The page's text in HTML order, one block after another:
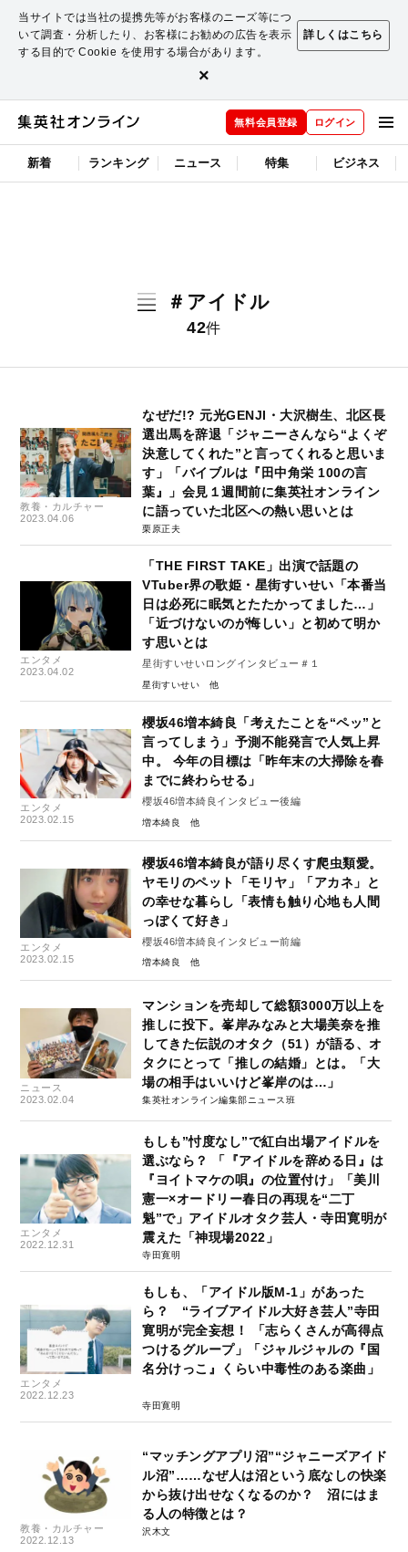
当サイトでは当社の提携先等がお客様のニーズ等につ
いて調査・分析したり、お客様にお勧めの広告を表示
する目的で Cookie を使用する場合があります。
詳しくはこちら
×
無料会員登録 ログイン
新着 ランキング ニュース 特集 ビジネス
＃アイドル
42件
教養・カルチャー
2023.04.06
なぜだ!? 元光GENJI・大沢樹生、北区長
選出馬を辞退「ジャニーさんなら“よくぞ
決意してくれた”と言ってくれると思いま
す」「バイブルは『田中角栄 100の言
葉』」会見１週間前に集英社オンライン
に語っていた北区への熱い思いとは
栗原正夫
エンタメ
2023.04.02
「THE FIRST TAKE」出演で話題の
VTuber界の歌姫・星街すいせい「本番当
日は必死に眠気とたたかってました…」
「近づけないのが悔しい」と初めて明か
す思いとは
星街すいせいロングインタビュー＃１
星街すいせい
エンタメ
2023.02.15
櫻坂46増本綺良「考えたことを“ペッ”と
言ってしまう」予測不能発言で人気上昇
中。 今年の目標は「昨年末の大掃除を春
までに終わらせる」
櫻坂46増本綺良インタビュー後編
増本綺良
エンタメ
2023.02.15
櫻坂46増本綺良が語り尽くす爬虫類愛。
ヤモリのペット「モリヤ」「アカネ」と
の幸せな暮らし「表情も触り心地も人間
っぽくて好き」
櫻坂46増本綺良インタビュー前編
増本綺良
ニュース
2023.02.04
マンションを売却して総額3000万以上を
推しに投下。峯岸みなみと大場美奈を推
してきた伝説のオタク（51）が語る、オ
タクにとって「推しの結婚」とは。「大
場の相手はいいけど峯岸のは…」
集英社オンライン編集部ニュース班
エンタメ
2022.12.31
もしも”忖度なし”で紅白出場アイドルを
選ぶなら？ 「『アイドルを辞める日』は
『ヨイトマケの唄』の位置付け」「美川
憲一×オードリー春日の再現を“二丁
魁”で」アイドルオタク芸人・寺田寛明が
震えた「神現場2022」
寺田寛明
エンタメ
2022.12.23
もしも、「アイドル版M-1」があった
ら？ “ライブアイドル大好き芸人”寺田
寛明が完全妄想！ 「志らくさんが高得点
つけるグループ」「ジャルジャルの『国
名分けっこ』くらい中毒性のある楽曲」
寺田寛明
教養・カルチャー
2022.12.13
“マッチングアプリ沼”“ジャニーズアイド
ル沼”……なぜ人は沼という底なしの快楽
から抜け出せなくなるのか？ 沼にはま
る人の特徴とは？
沢木文